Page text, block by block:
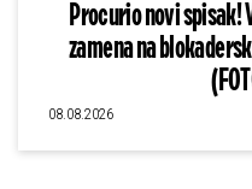
Procurio novi spisak!
zamena na
08.08.2026